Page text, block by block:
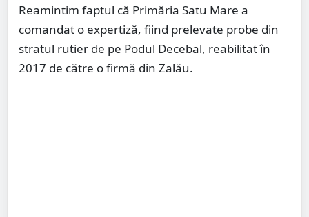
Reamintim faptul că Primăria Satu Mare a
comandat o expertiză, fiind prelevate probe din
stratul rutier de pe Podul Decebal, reabilitat în
2017 de către o firmă din Zalău.